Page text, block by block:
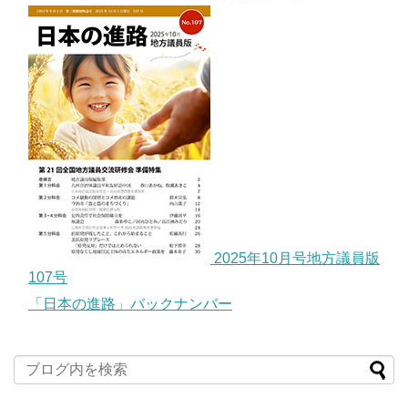
2025年10月号地方議員版
107号
「日本の進路」バックナンバー